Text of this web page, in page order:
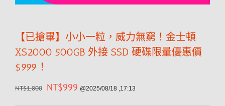
【已搶畢】小小一粒，威力無窮！金士頓
XS2000 500GB 外接 SSD 硬碟限量優惠價
$999！
NT$1,800 NT$999 @2025/08/18 ,17:13